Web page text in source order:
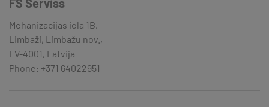
FS Serviss
Mehanizācijas iela 1B,
Limbaži, Limbažu nov.,
LV-4001, Latvija
Phone: +371 64022951